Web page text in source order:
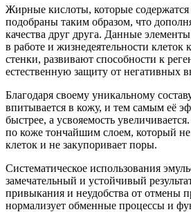
Жирные кислоты, которые содержатся
подобраны таким образом, что
качества друг друга. Данные
в работе и жизнедеятельности
стенки, развивают способности к
естественную защиту от негативных
Благодаря своему уникальному
впитывается в кожу, и тем самым её
быстрее, а усвояемость
по коже тончайшим слоем, который
клеток и не закупоривает поры.
Систематическое использования
замечательный и устойчивый
привыкания и неудобства от отмены
нормализует обменные процессы и